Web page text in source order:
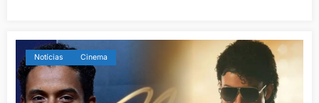
Notícias Cinema